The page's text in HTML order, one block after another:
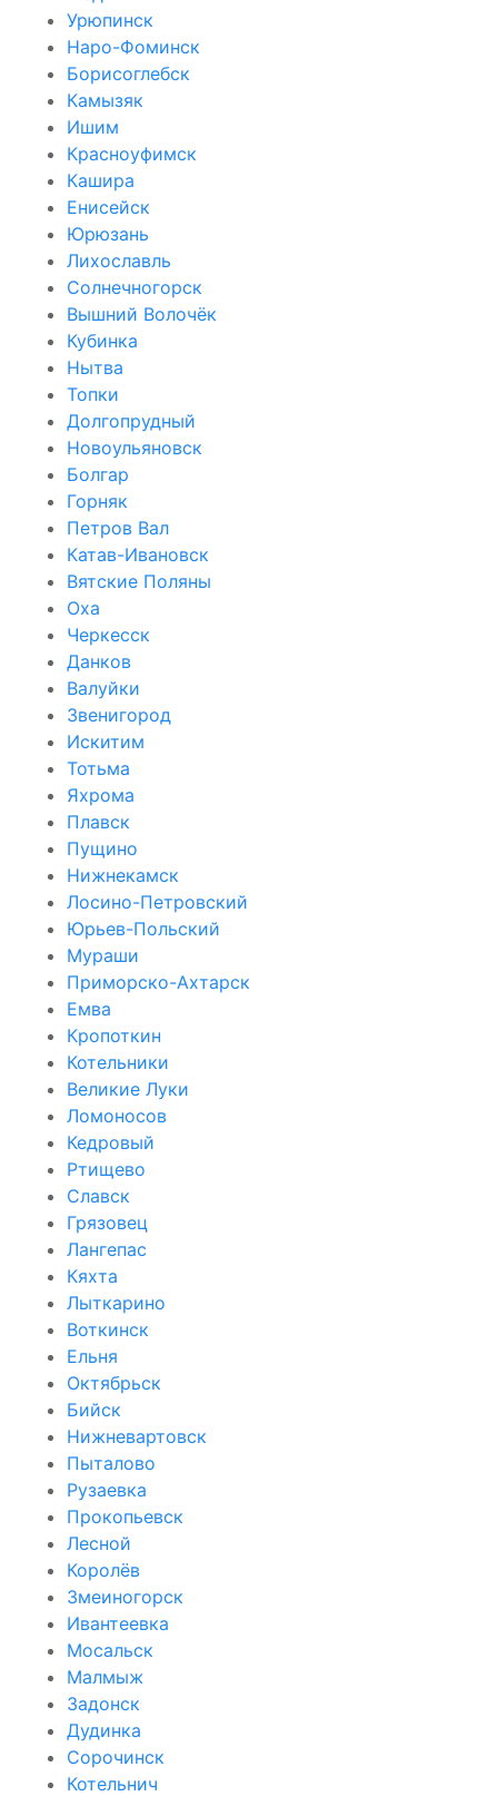
Урюпинск
Наро-Фоминск
Борисоглебск
Камызяк
Ишим
Красноуфимск
Кашира
Енисейск
Юрюзань
Лихославль
Солнечногорск
Вышний Волочёк
Кубинка
Нытва
Топки
Долгопрудный
Новоульяновск
Болгар
Горняк
Петров Вал
Катав-Ивановск
Вятские Поляны
Оха
Черкесск
Данков
Валуйки
Звенигород
Искитим
Тотьма
Яхрома
Плавск
Пущино
Нижнекамск
Лосино-Петровский
Юрьев-Польский
Мураши
Приморско-Ахтарск
Емва
Кропоткин
Котельники
Великие Луки
Ломоносов
Кедровый
Ртищево
Славск
Грязовец
Лангепас
Кяхта
Лыткарино
Воткинск
Ельня
Октябрьск
Бийск
Нижневартовск
Пыталово
Рузаевка
Прокопьевск
Лесной
Королёв
Змеиногорск
Ивантеевка
Мосальск
Малмыж
Задонск
Дудинка
Сорочинск
Котельнич